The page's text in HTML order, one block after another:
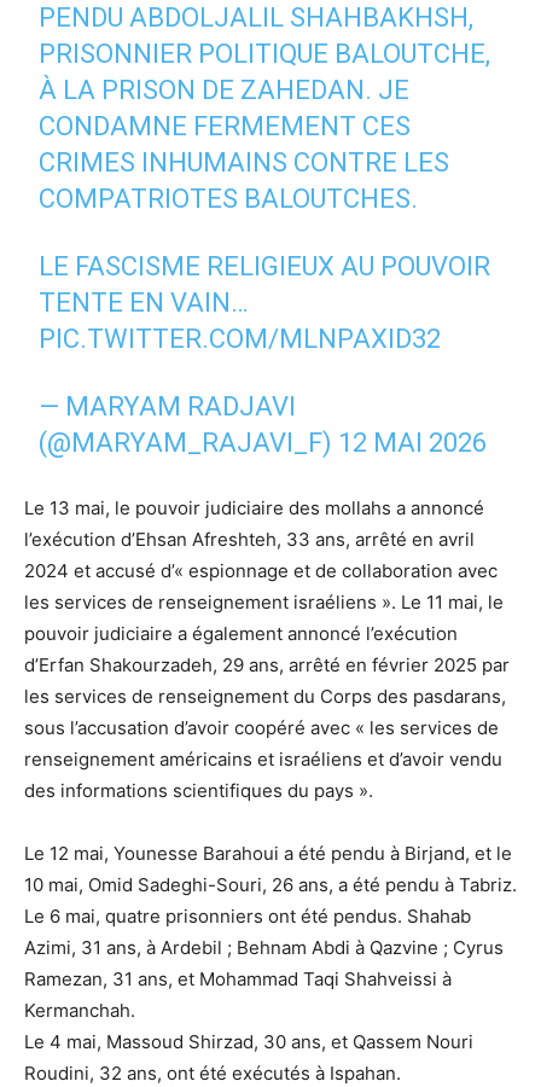
PENDU ABDOLJALIL SHAHBAKHSH,
PRISONNIER POLITIQUE BALOUTCHE,
À LA PRISON DE ZAHEDAN. JE
CONDAMNE FERMEMENT CES
CRIMES INHUMAINS CONTRE LES
COMPATRIOTES BALOUTCHES.
LE FASCISME RELIGIEUX AU POUVOIR
TENTE EN VAIN…
PIC.TWITTER.COM/MLNPAXID32
— MARYAM RADJAVI
(@MARYAM_RAJAVI_F) 12 MAI 2026
Le 13 mai, le pouvoir judiciaire des mollahs a annoncé
l’exécution d’Ehsan Afreshteh, 33 ans, arrêté en avril
2024 et accusé d’« espionnage et de collaboration avec
les services de renseignement israéliens ». Le 11 mai, le
pouvoir judiciaire a également annoncé l’exécution
d’Erfan Shakourzadeh, 29 ans, arrêté en février 2025 par
les services de renseignement du Corps des pasdarans,
sous l’accusation d’avoir coopéré avec « les services de
renseignement américains et israéliens et d’avoir vendu
des informations scientifiques du pays ».
Le 12 mai, Younesse Barahoui a été pendu à Birjand, et le
10 mai, Omid Sadeghi-Souri, 26 ans, a été pendu à Tabriz.
Le 6 mai, quatre prisonniers ont été pendus. Shahab
Azimi, 31 ans, à Ardebil ; Behnam Abdi à Qazvine ; Cyrus
Ramezan, 31 ans, et Mohammad Taqi Shahveissi à
Kermanchah.
Le 4 mai, Massoud Shirzad, 30 ans, et Qassem Nouri
Roudini, 32 ans, ont été exécutés à Ispahan.